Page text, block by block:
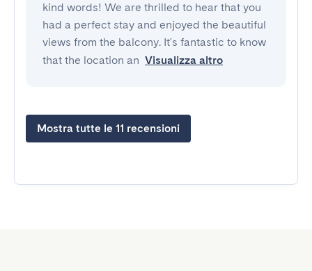
kind words! We are thrilled to hear that you
had a perfect stay and enjoyed the beautiful
views from the balcony. It's fantastic to know
that the location an Visualizza altro
Mostra tutte le 11 recensioni